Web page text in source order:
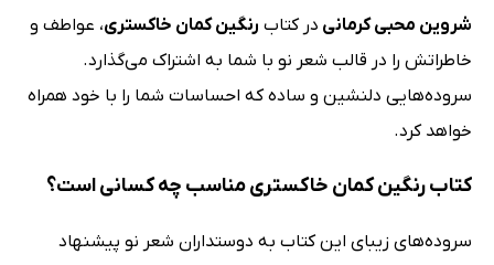
شروین محبی کرمانی در کتاب رنگین کمان خاکستری، عواطف و
خاطراتش را در قالب شعر نو با شما به اشتراک می‌گذارد.
سروده‌هایی دلنشین و ساده که احساسات شما را با خود همراه
خواهد کرد.
کتاب رنگین کمان خاکستری مناسب چه کسانی است؟
سروده‌های زیبای این کتاب به دوستداران شعر نو پیشنهاد